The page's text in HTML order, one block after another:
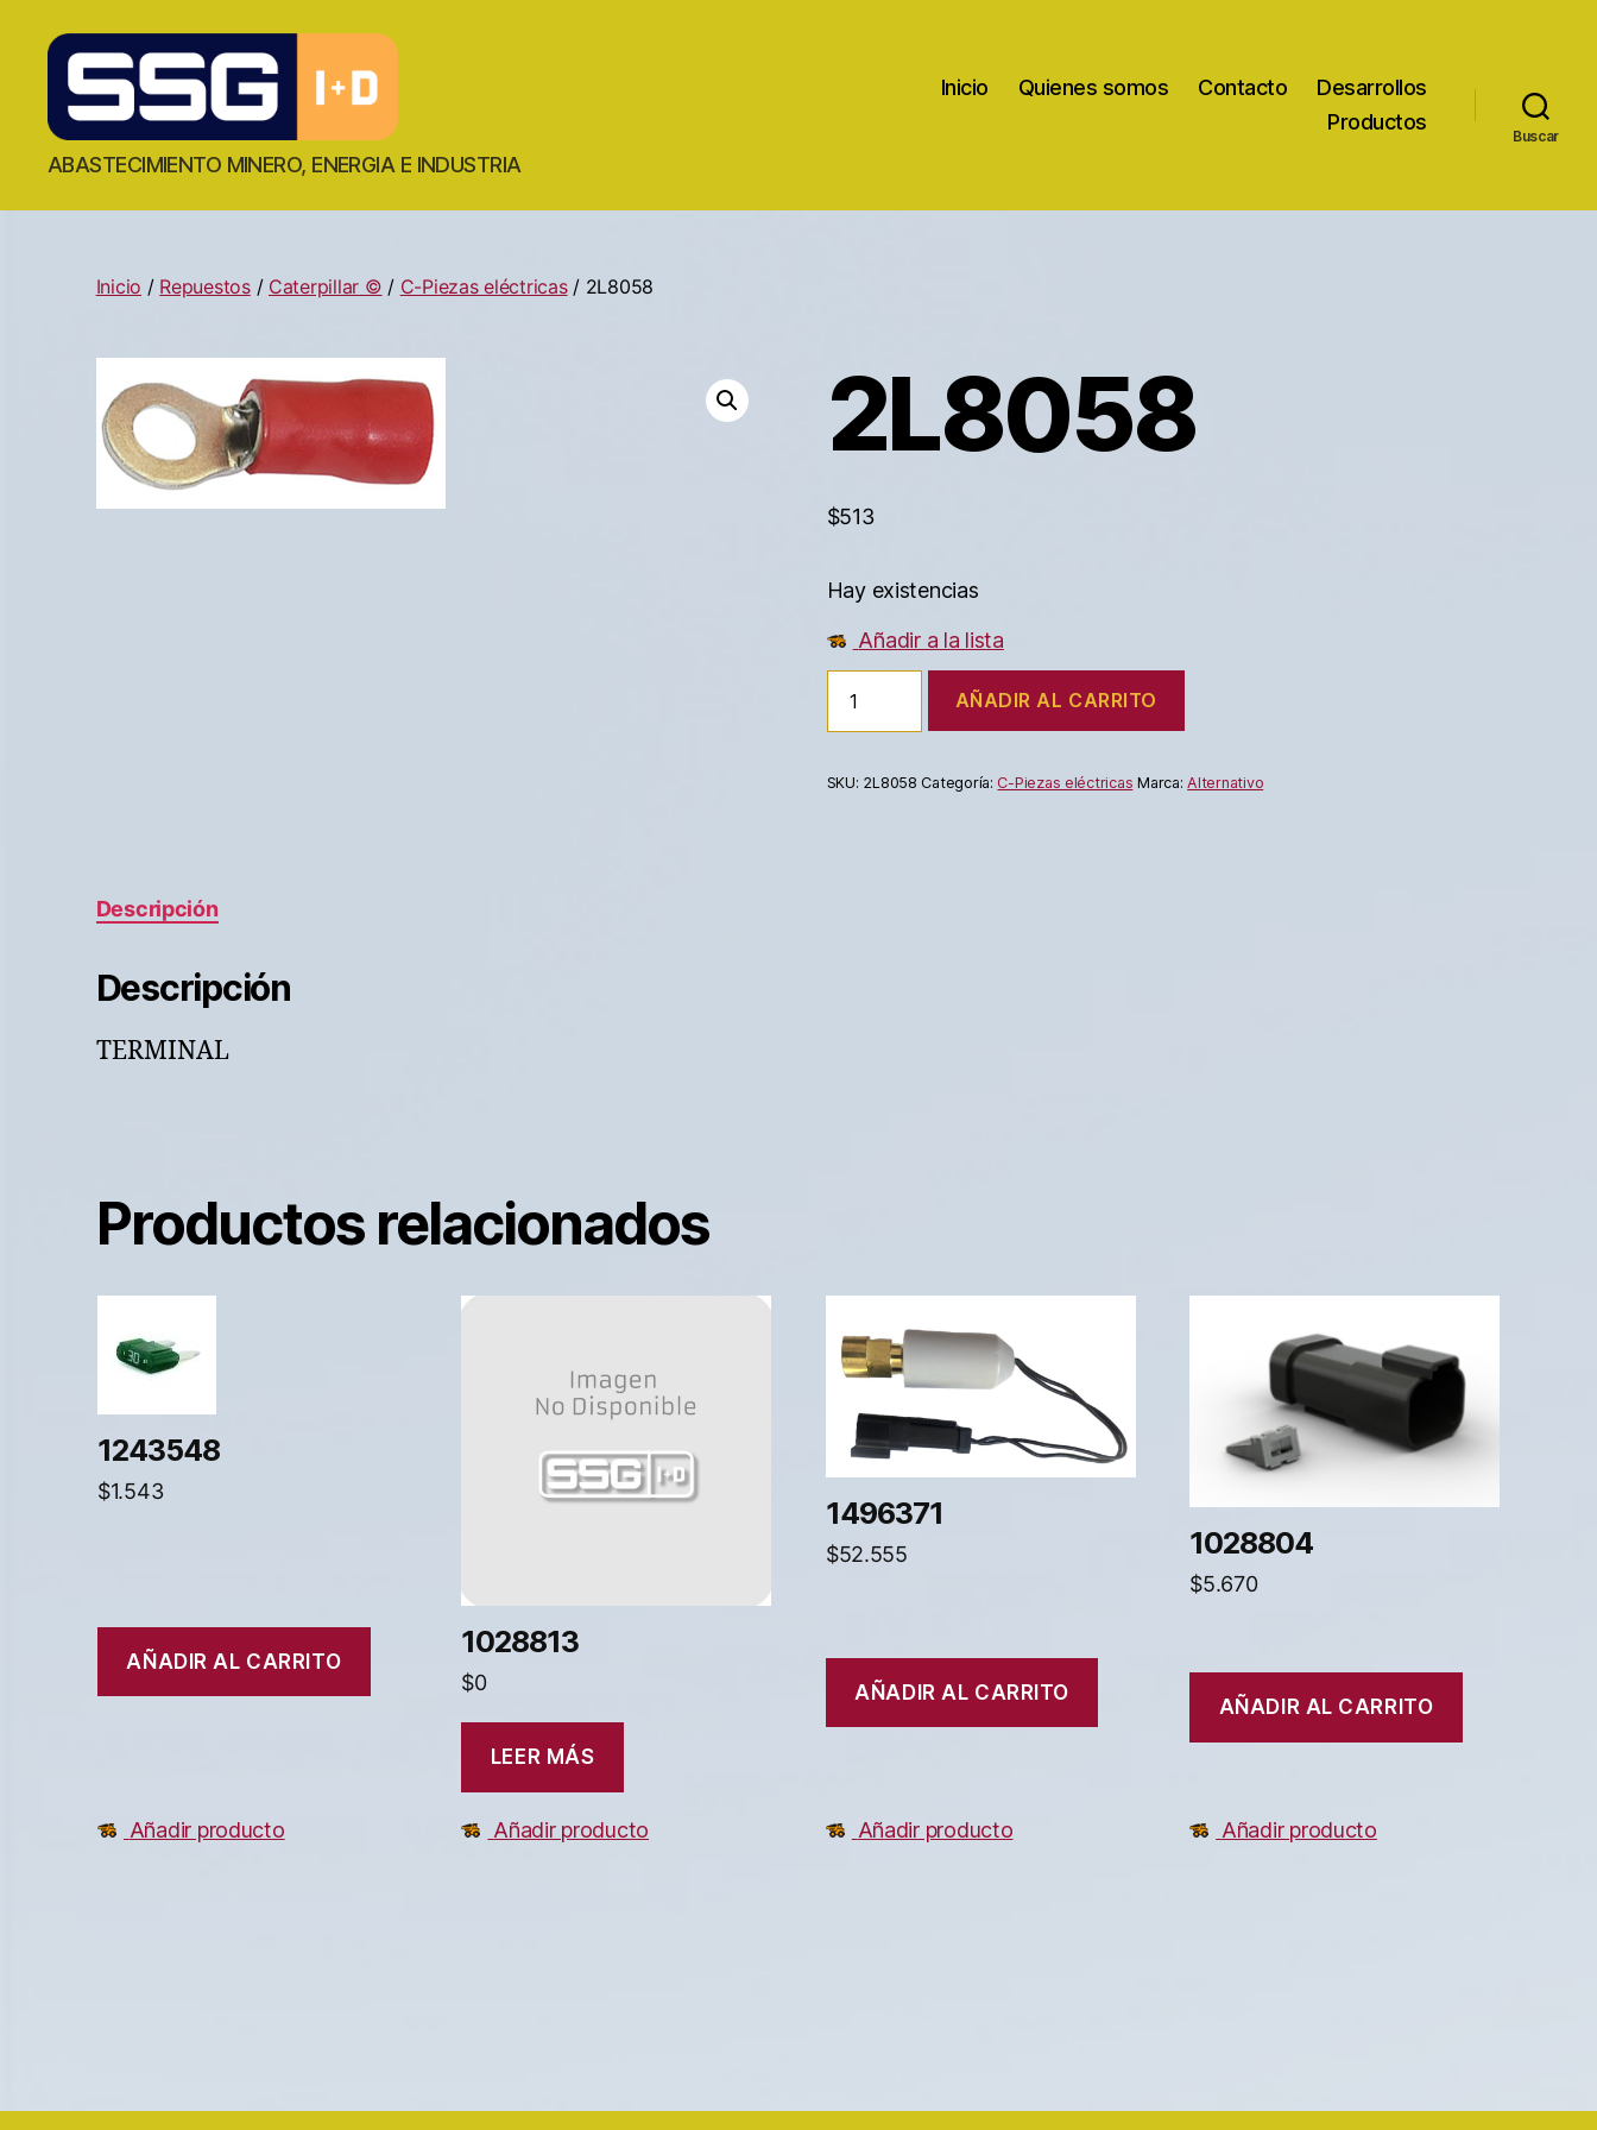
ABASTECIMIENTO MINERO, ENERGIA E INDUSTRIA
Inicio Quienes somos Contacto
Desarrollos
Productos
Buscar
Inicio / Repuestos/ Caterpillar © / C-Piezas eléctricas/ 2L8058
2L8058
$513
Hay existencias
Añadir a la lista
AÑADIR AL CARRITO
SKU: 2L8058 Categoría: C-Piezas eléctricas Marca:Alternativo
Descripción
Descripción
TERMINAL
Productos relacionados
1243548
$1.543
AÑADIR AL CARRITO
Añadir producto
1028813
$0
LEER MÁS
Añadir producto
1496371
$52.555
AÑADIR AL CARRITO
Añadir producto
1028804
$5.670
AÑADIR AL CARRITO
Añadir producto